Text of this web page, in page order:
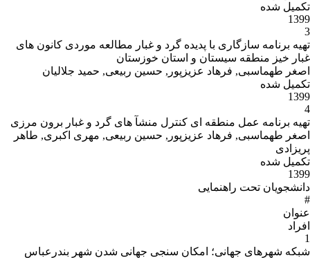
تکمیل شده
1399
3
تهیه برنامه سازگاری با پدیده گرد و غبار مطالعه موردی کانون های
غبار خیز منطقه سیستان و استان خوزستان
اصغر طهماسبی, فرهاد عزیزپور, حسین ربیعی, حمید جلالیان
تکمیل شده
1399
4
تهیه برنامه عمل منطقه ای کنترل منشآ های گرد و غبار برون مرزی
اصغر طهماسبی, فرهاد عزیزپور, حسین ربیعی, مهری اکبری, طاهر
پریزادی
تکمیل شده
1399
دانشجویان تحت راهنمایی
#
عنوان
افراد
1
شبکه شهرهای جهانی؛ امکان سنجی جهانی شدن شهر بندرعباس